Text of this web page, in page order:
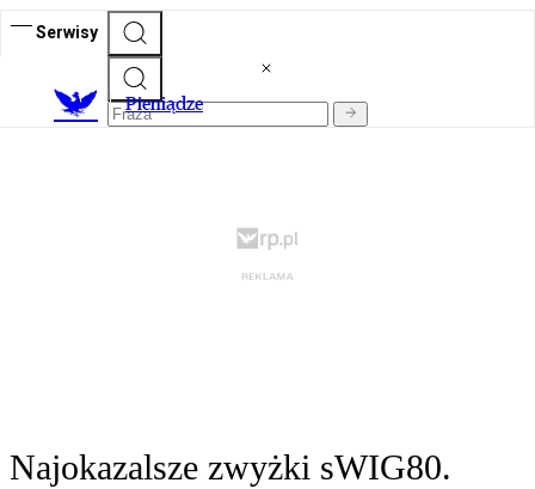
Serwisy
Pieniądze
Najokazalsze zwyżki sWIG80.